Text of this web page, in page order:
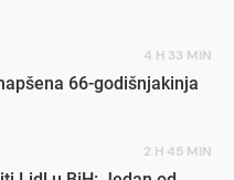
4 H 33 MIN
66-godišnjakinja
2 H 45 MIN